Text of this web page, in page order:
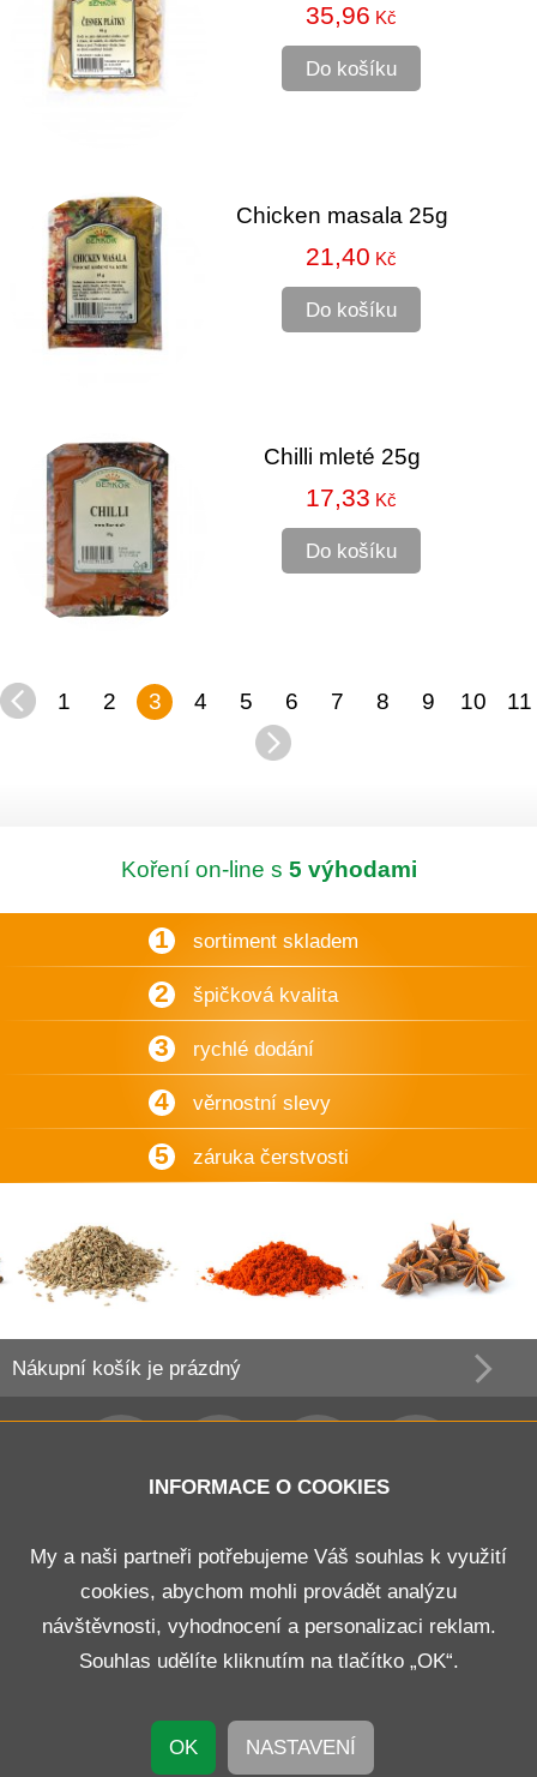
35,96 Kč
Do košíku
Chicken masala 25g
21,40 Kč
Do košíku
Chilli mleté 25g
17,33 Kč
Do košíku
1 2 3 4 5 6 7 8 9 10 11
Koření on-line s 5 výhodami
1 sortiment skladem
2 špičková kvalita
3 rychlé dodání
4 věrnostní slevy
5 záruka čerstvosti
Nákupní košík je prázdný
Obchodní podmínky
Doprava a platba
Odstoupení od smlouvy
© 2026 B E N K O R s.r.o. Nastavení cookies
INFORMACE O COOKIES
My a naši partneři potřebujeme Váš souhlas k využití
cookies, abychom mohli provádět analýzu
návštěvnosti, vyhodnocení a personalizaci reklam.
Souhlas udělíte kliknutím na tlačítko „OK“.
OK NASTAVENÍ